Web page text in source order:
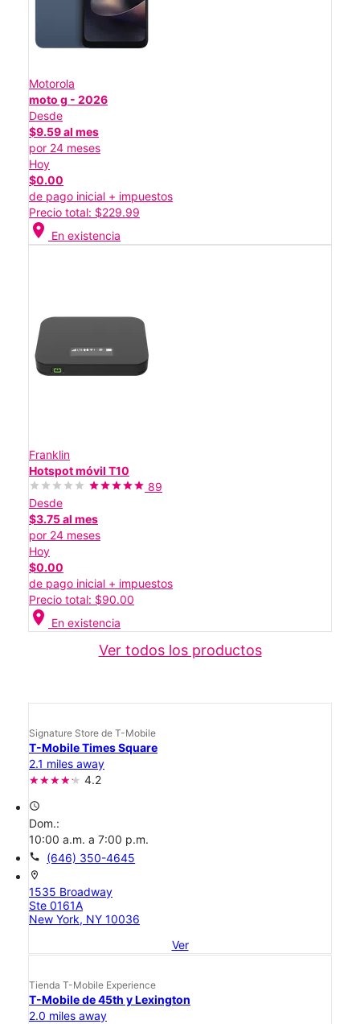
Motorola
moto g - 2026
Desde
$9.59 al mes
por 24 meses
Hoy
$0.00
de pago inicial + impuestos
Precio total: $229.99
location_on En existencia
Franklin
Hotspot móvil T10
89
Desde
$3.75 al mes
por 24 meses
Hoy
$0.00
de pago inicial + impuestos
Precio total: $90.00
location_on En existencia
Ver todos los productos
Signature Store de T-Mobile
T-Mobile Times Square
2.1 miles away
4.2
access_time
Dom.:
10:00 a.m. a 7:00 p.m.
call (646) 350-4645
location_on
1535 Broadway
Ste 0161A
New York, NY 10036
Ver
Tienda T-Mobile Experience
T-Mobile de 45th y Lexington
2.0 miles away